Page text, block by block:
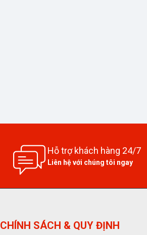
Hỗ trợ khách hàng 24/7
Liên hệ với chúng tôi ngay
CHÍNH SÁCH & QUY ĐỊNH